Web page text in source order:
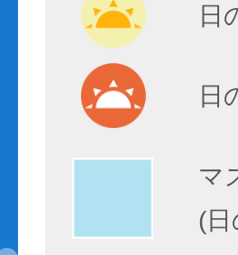
日
日
マ
(